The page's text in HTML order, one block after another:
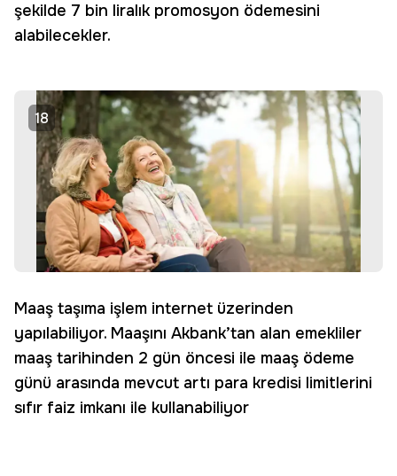
şekilde 7 bin liralık promosyon ödemesini
alabilecekler.
18
Maaş taşıma işlem internet üzerinden
yapılabiliyor. Maaşını Akbank’tan alan emekliler
maaş tarihinden 2 gün öncesi ile maaş ödeme
günü arasında mevcut artı para kredisi limitlerini
sıfır faiz imkanı ile kullanabiliyor